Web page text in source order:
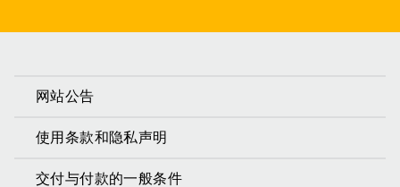
网站公告
使用条款和隐私声明
交付与付款的一般条件